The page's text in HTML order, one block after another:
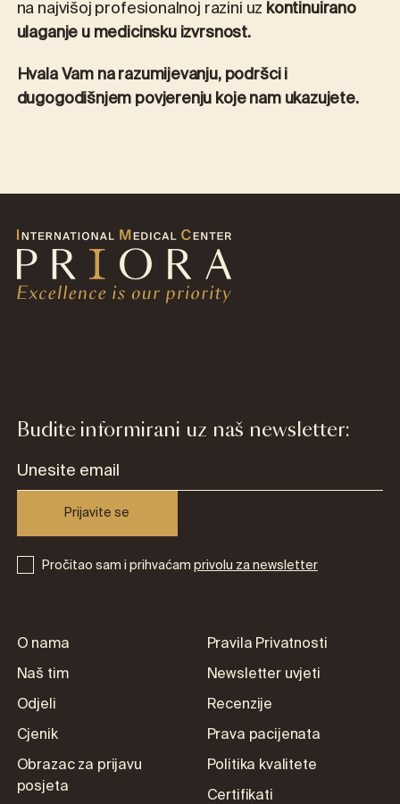
na najvišoj profesionalnoj razini uzkontinuirano
ulaganje u medicinsku izvrsnost.
Hvala Vam na razumijevanju, podršci i
dugogodišnjem povjerenju koje nam ukazujete.
Budite informirani uz naš newsletter:
Prijavite se
Pročitao sam i prihvaćamprivolu za newsletter
O nama
Naš tim
Odjeli
Cjenik
Obrazac za prijavu
posjeta
Pravila Privatnosti
Newsletter uvjeti
Recenzije
Prava pacijenata
Politika kvalitete
Certifikati